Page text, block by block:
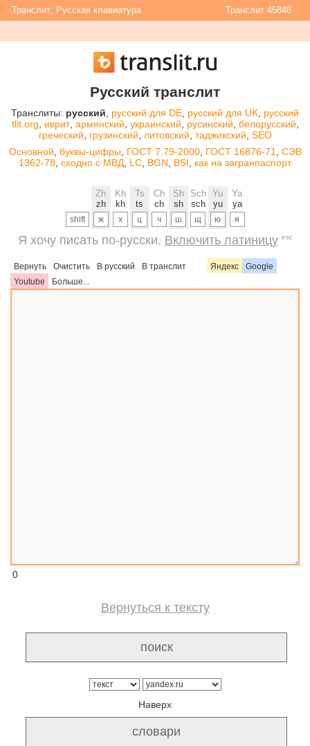
Транслит, Русская клавиатура Транслит 45848
Русский транслит
Транслиты: русский русский для DE русский для UK русский
tlit.org
иврит, армянский украинский русинский белорусский
греческий
грузинский литовский таджикский SEO
Основной буквы-цифры, ГОСТ 7.79-2000, ГОСТ 16876-71
СЭВ
1362-78 сходно с МВД LC BGN BSI как на загранпаспорт
shift
Zh
zh
Kh
kh
Ts
ts
Ch
ch
Sh
sh
Sch
sch
Yu
yu
Ya
ya
Я хочу писать по-русски. Включить латиницу esc
0
Вернуться к тексту
Наверх